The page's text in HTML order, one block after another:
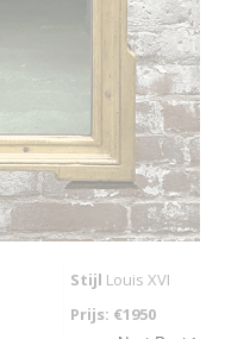
Stijl Louis XVI
Prijs: €1950